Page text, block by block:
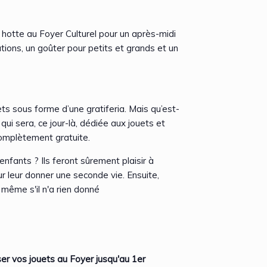
au Foyer Culturel pour un après-midi
un goûter pour petits et grands et un
sous forme d’une gratiferia. Mais qu’est-
sera, ce jour-là, dédiée aux jouets et
gratuite.
? Ils feront sûrement plaisir à
donner une seconde vie. Ensuite,
s'il n'a rien donné
vos jouets au Foyer jusqu'au 1er